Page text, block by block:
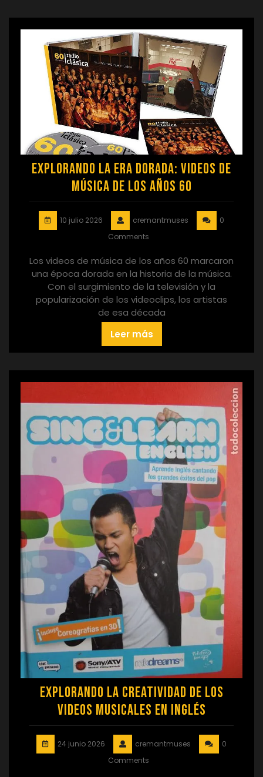
Explorando la Era Dorada: Videos de
Música de los Años 60
10 julio 2026 cremantmuses
0
Comments
Los videos de música de los años 60 marcaron
una época dorada en la historia de la música.
Con el surgimiento de la televisión y la
popularización de los videoclips, los artistas
de esa década
Leer más
Explorando la Creatividad de los
Videos Musicales en Inglés
24 junio 2026 cremantmuses
0
Comments